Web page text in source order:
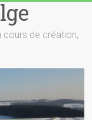
cours de création,